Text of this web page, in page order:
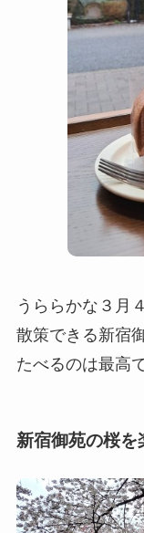
うららかな３月
散策できる新宿
たべるのは最高で
新宿御苑の桜を